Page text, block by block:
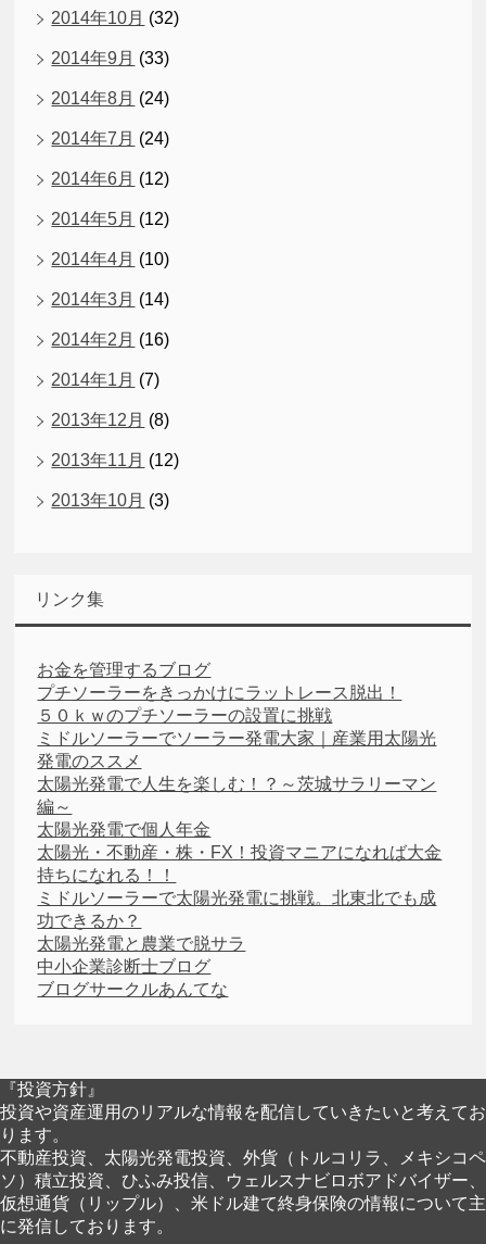
2014年10月 (32)
2014年9月 (33)
2014年8月 (24)
2014年7月 (24)
2014年6月 (12)
2014年5月 (12)
2014年4月 (10)
2014年3月 (14)
2014年2月 (16)
2014年1月 (7)
2013年12月 (8)
2013年11月 (12)
2013年10月 (3)
リンク集
お金を管理するブログ
プチソーラーをきっかけにラットレース脱出！
５０ｋｗのプチソーラーの設置に挑戦
ミドルソーラーでソーラー発電大家｜産業用太陽光
発電のススメ
太陽光発電で人生を楽しむ！？～茨城サラリーマン
編～
太陽光発電で個人年金
太陽光・不動産・株・FX！投資マニアになれば大金
持ちになれる！！
ミドルソーラーで太陽光発電に挑戦。北東北でも成
功できるか？
太陽光発電と農業で脱サラ
中小企業診断士ブログ
ブログサークルあんてな
『投資方針』
投資や資産運用のリアルな情報を配信していきたいと考えてお
ります。
不動産投資、太陽光発電投資、外貨（トルコリラ、メキシコペ
ソ）積立投資、ひふみ投信、ウェルスナビロボアドバイザー、
仮想通貨（リップル）、米ドル建て終身保険の情報について主
に発信しております。